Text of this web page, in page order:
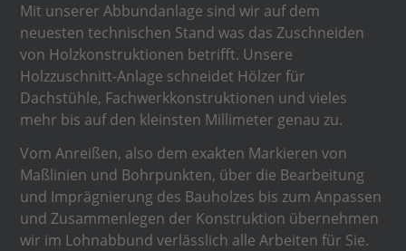
Mit unserer Abbundanlage sind wir auf dem
neuesten technischen Stand was das Zuschneiden
von Holzkonstruktionen betrifft. Unsere
Holzzuschnitt-Anlage schneidet Hölzer für
Dachstühle, Fachwerkkonstruktionen und vieles
mehr bis auf den kleinsten Millimeter genau zu.
Vom Anreißen, also dem exakten Markieren von
Maßlinien und Bohrpunkten, über die Bearbeitung
und Imprägnierung des Bauholzes bis zum Anpassen
und Zusammenlegen der Konstruktion übernehmen
wir im Lohnabbund verlässlich alle Arbeiten für Sie.